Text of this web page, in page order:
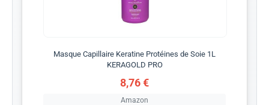
Masque Capillaire Keratine Protéines de Soie 1L
KERAGOLD PRO
8,76 €
Amazon